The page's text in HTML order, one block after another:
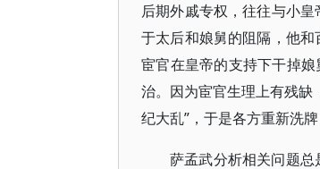
后期外戚专权，往往与小
于太后和娘舅的阻隔，他
宦官在皇帝的支持下干掉
治。因为宦官生理上有残缺
纪大乱”，于是各方重新洗
萨孟武分析相关问题